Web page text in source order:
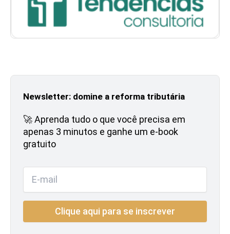
Newsletter: domine a reforma tributária
🚀 Aprenda tudo o que você precisa em
apenas 3 minutos e ganhe um e-book
gratuito